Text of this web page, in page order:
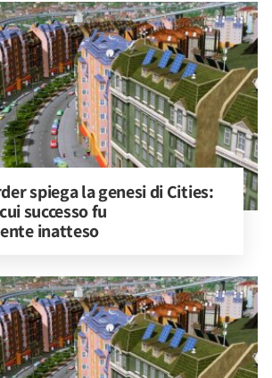
spiega la genesi di Cities:
successo fu
inatteso